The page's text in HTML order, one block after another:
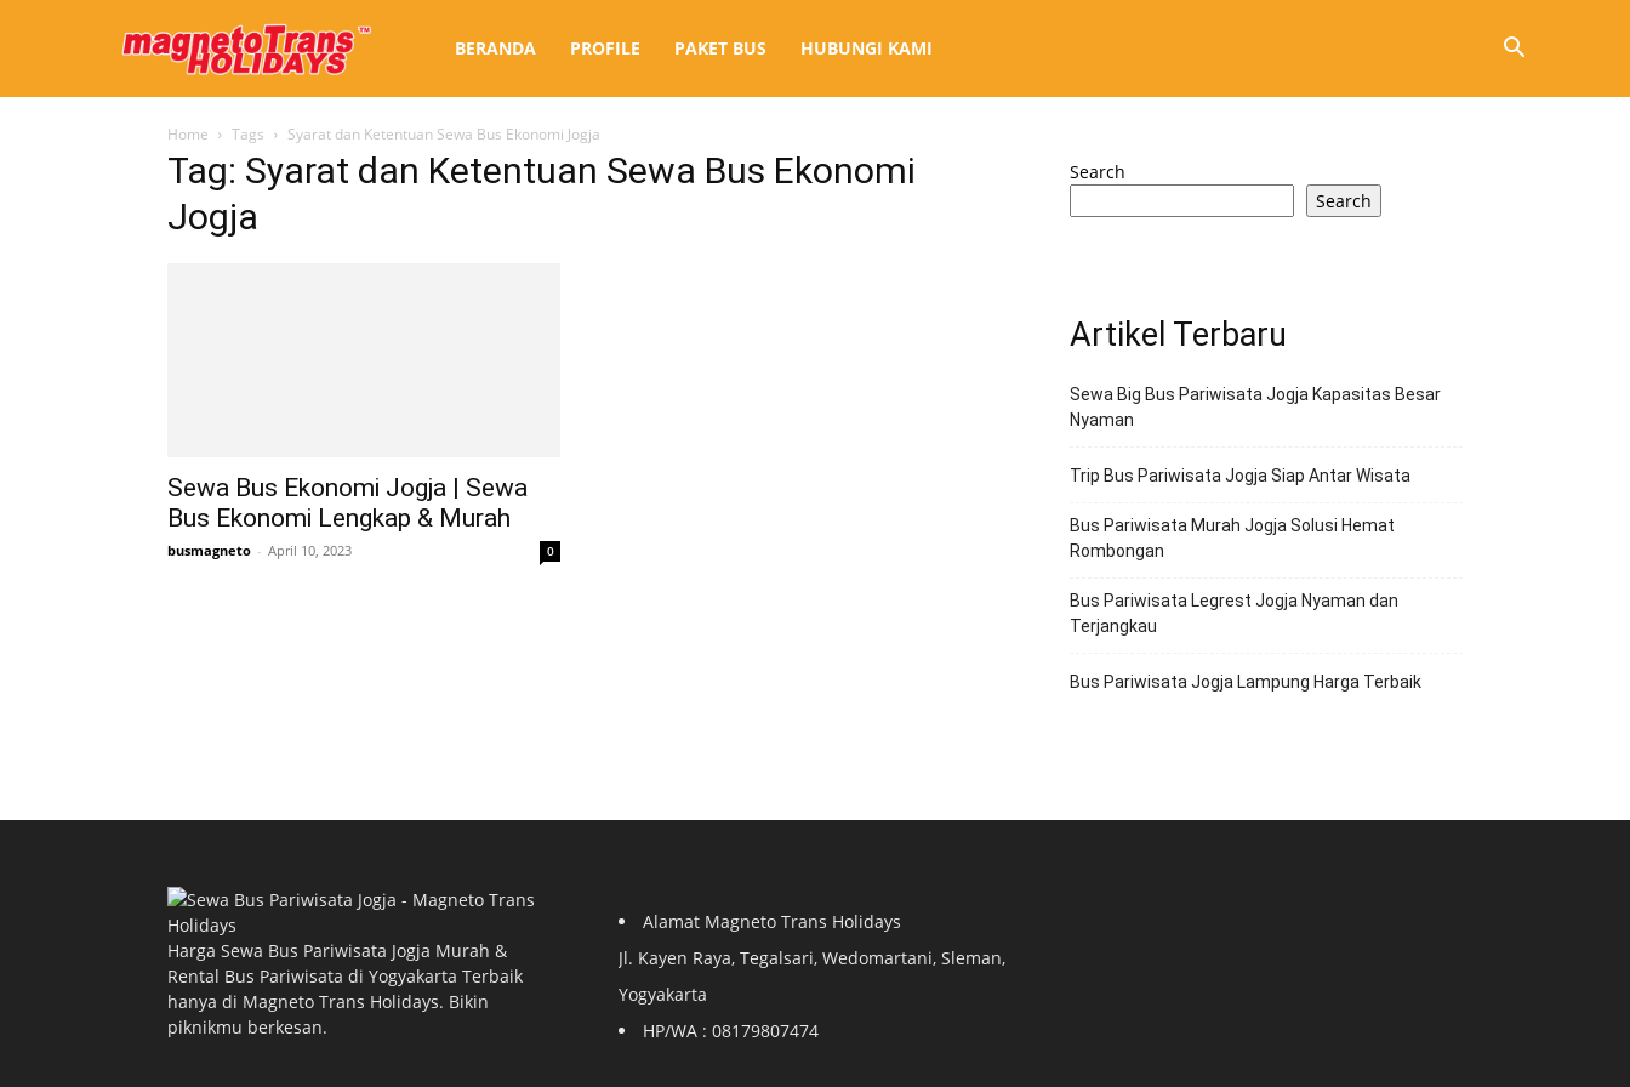
Bus
BERANDA PROFILE PAKET BUS HUBUNGI KAMI
Home Tags Syarat dan Ketentuan Sewa Bus Ekonomi Jogja
Tag: Syarat dan Ketentuan Sewa Bus Ekonomi
Jogja
Sewa Bus Ekonomi Jogja | Sewa
Bus Ekonomi Lengkap & Murah
busmagneto - April 10, 2023 0
Search
Search
Artikel Terbaru
Sewa Big Bus Pariwisata Jogja Kapasitas Besar
Nyaman
Trip Bus Pariwisata Jogja Siap Antar Wisata
Bus Pariwisata Murah Jogja Solusi Hemat
Rombongan
Bus Pariwisata Legrest Jogja Nyaman dan
Terjangkau
Bus Pariwisata Jogja Lampung Harga Terbaik
Harga Sewa Bus Pariwisata Jogja Murah &
Rental Bus Pariwisata di Yogyakarta Terbaik
hanya di Magneto Trans Holidays. Bikin
piknikmu berkesan.
Alamat Magneto Trans Holidays
Jl. Kayen Raya, Tegalsari, Wedomartani, Sleman,
Yogyakarta
HP/WA : 08179807474